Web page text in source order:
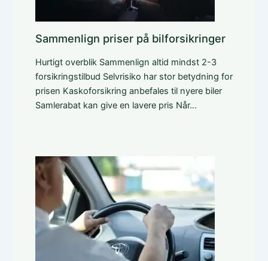
Sammenlign priser på bilforsikringer
Hurtigt overblik Sammenlign altid mindst 2-3
forsikringstilbud Selvrisiko har stor betydning for
prisen Kaskoforsikring anbefales til nyere biler
Samlerabat kan give en lavere pris Når…